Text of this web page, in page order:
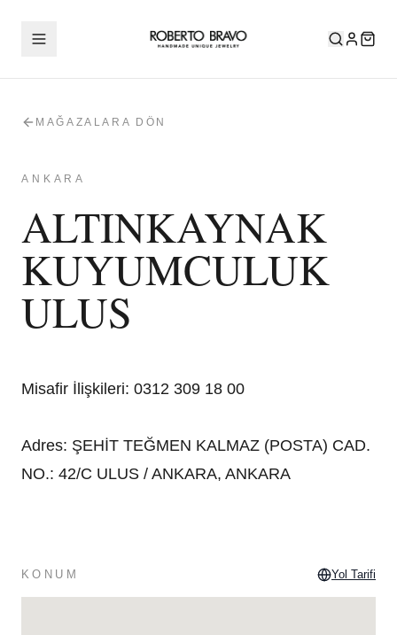
MAĞAZALARA DÖN
ANKARA
ALTINKAYNAK
KUYUMCULUK
ULUS
Misafir İlişkileri: 0312 309 18 00
Adres: ŞEHİT TEĞMEN KALMAZ (POSTA) CAD.
NO.: 42/C ULUS / ANKARA, ANKARA
KONUM Yol Tarifi